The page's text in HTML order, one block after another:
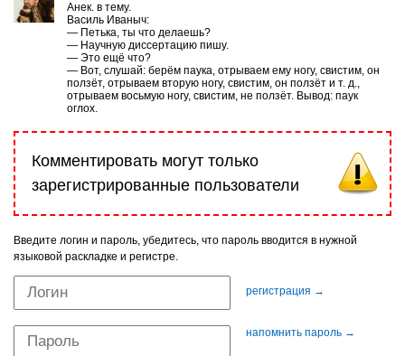
Анек. в тему.
Василь Иваныч:
— Петька, ты что делаешь?
— Научную диссертацию пишу.
— Это ещё что?
— Вот, слушай: берём паука, отрываем ему ногу, свистим, он
ползёт, отрываем вторую ногу, свистим, он ползёт и т. д.,
отрываем восьмую ногу, свистим, не ползёт. Вывод: паук
оглох.
Комментировать могут только
зарегистрированные пользователи
Введите логин и пароль, убедитесь, что пароль вводится в нужной
языковой раскладке и регистре.
регистрация →
напомнить пароль →